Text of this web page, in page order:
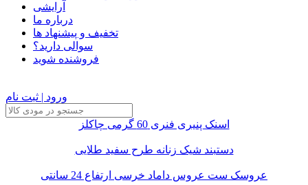
آرایشی
درباره ما
تخفیف و پیشنهاد ها
سوالی دارید؟
فروشنده شوید
ورود | ثبت نام
اسنک پنیری فنری 60 گرمی چاکلز
دستبند شیک زنانه طرح سفید طلایی
عروسک ست عروس داماد خرسی ارتفاع 24 سانتی